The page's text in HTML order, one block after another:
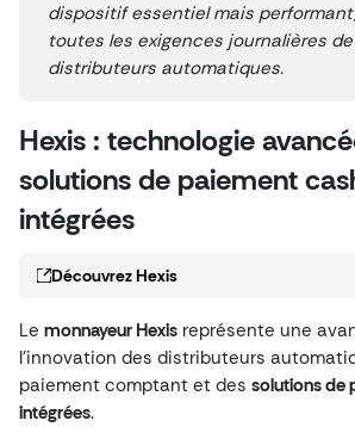
dispositif essentiel mais
toutes les exigences journalières
distributeurs automatiques.
Hexis : technologie
solutions de paiement
intégrées
Découvrez Hexis
Le monnayeur Hexis représente une
l’innovation des distributeurs
paiement comptant et des solutions de
intégrées.